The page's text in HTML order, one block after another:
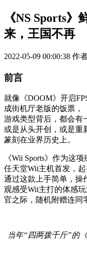
《NS Sports》
来，王国不再
2022-05-09 00:00:38 作
前言
就像《DOOM》开启
成街机厅老版的饭票，
游戏类型背后，都会有
或是从头开创，或是重
篆刻在业界历史上。
《Wii Sports》作为这
任天堂Wii主机首发，
通过这款上手简单，操
观感受Wii主打的体感
官之际，随机附赠连同
当年“四两拨千斤”的